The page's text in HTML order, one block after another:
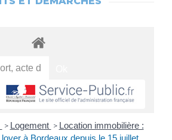
> Logement > Location immobilière :